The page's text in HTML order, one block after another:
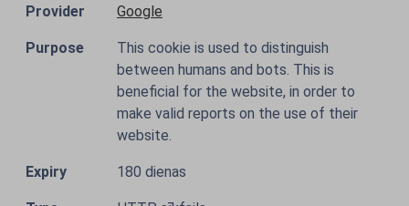
Google
This cookie is used to distinguish
between humans and bots. This is
beneficial for the website, in order to
make valid reports on the use of their
website.
180 dienas